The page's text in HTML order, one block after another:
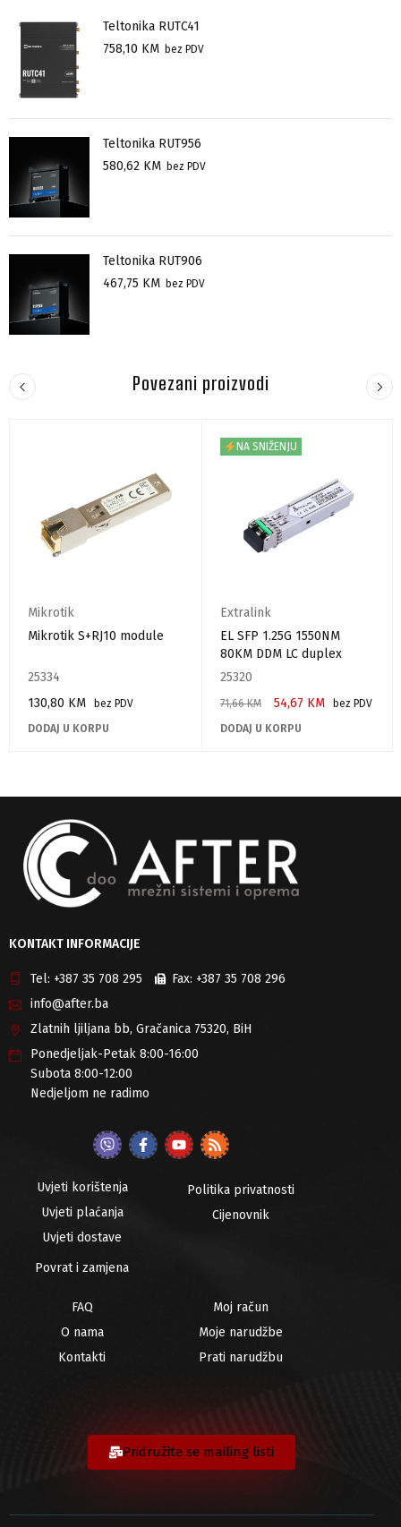
Teltonika RUTC41
758,10 KM bez PDV
Teltonika RUT956
580,62 KM bez PDV
Teltonika RUT906
467,75 KM bez PDV
Povezani proizvodi
Mikrotik
Mikrotik S+RJ10 module
25334
130,80 KM
bez PDV
DODAJ U KORPU
NA SNIŽENJU
Extralink
EL SFP 1.25G 1550NM
80KM DDM LC duplex
25320
71,66KM 54,67 KM
bez PDV
DODAJ U KORPU
KONTAKT INFORMACIJE
Tel: +387 35 708 295 Fax: +387 35 708 296
info@after.ba
Zlatnih ljiljana bb, Gračanica 75320, BiH
Ponedjeljak-Petak 8:00-16:00
Subota 8:00-12:00
Nedjeljom ne radimo
Uvjeti korištenja
Uvjeti plaćanja
Uvjeti dostave
Povrat i zamjena
Politika privatnosti
Cijenovnik
FAQ
O nama
Kontakti
Moj račun
Moje narudžbe
Prati narudžbu
Pridružite se mailing listi